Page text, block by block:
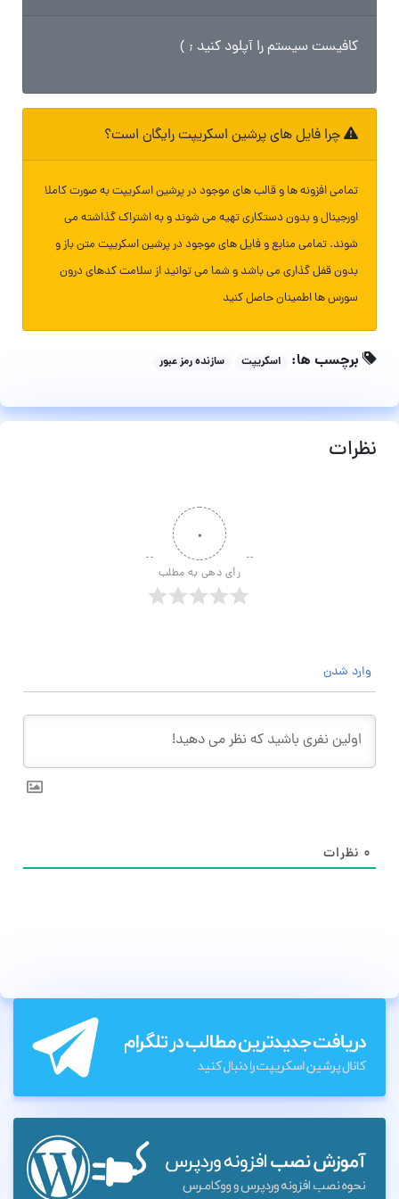
کافیست سیستم را آپلود کنید ; )
چرا فایل های پرشین اسکریپت رایگان است؟
تمامی افزونه ها و قالب های موجود در پرشین اسکریپت به صورت کاملا
اورجینال و بدون دستکاری تهیه می شوند و به اشتراک گذاشته می
شوند. تمامی منابع و فایل های موجود در پرشین اسکریپت متن باز و
بدون قفل گذاری می باشد و شما می توانید از سلامت کدهای درون
سورس ها اطمینان حاصل کنید
برچسب ها: اسکریپت سازنده رمز عبور
نظرات
۰
رأی دهی به مطلب
وارد شدن
۰ نظرات